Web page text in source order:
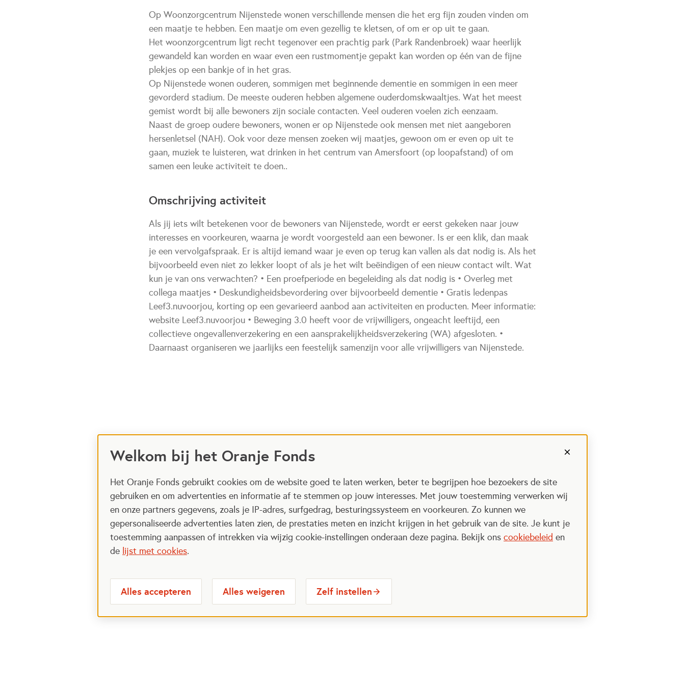
Welkom bij het Oranje Fonds
Het Oranje Fonds gebruikt cookies om de website goed te laten werken, beter te begrijpen hoe bezoekers de site
gebruiken en om advertenties en informatie af te stemmen op jouw interesses. Met jouw toestemming verwerken wij
en onze partners gegevens, zoals je IP-adres, surfgedrag, besturingssysteem en voorkeuren. Zo kunnen we
gepersonaliseerde advertenties laten zien, de prestaties meten en inzicht krijgen in het gebruik van de site. Je kunt je
toestemming aanpassen of intrekken via wijzig cookie-instellingen onderaan deze pagina. Bekijk ons cookiebeleid en
de lijst met cookies.
Alles accepteren Alles weigeren Zelf instellen
Op Woonzorgcentrum Nijenstede wonen verschillende mensen die het erg fijn zouden vinden om
een maatje te hebben. Een maatje om even gezellig te kletsen, of om er op uit te gaan.
Het woonzorgcentrum ligt recht tegenover een prachtig park (Park Randenbroek) waar heerlijk
gewandeld kan worden en waar even een rustmomentje gepakt kan worden op één van de fijne
plekjes op een bankje of in het gras.
Op Nijenstede wonen ouderen, sommigen met beginnende dementie en sommigen in een meer
gevorderd stadium. De meeste ouderen hebben algemene ouderdomskwaaltjes. Wat het meest
gemist wordt bij alle bewoners zijn sociale contacten. Veel ouderen voelen zich eenzaam.
Naast de groep oudere bewoners, wonen er op Nijenstede ook mensen met niet aangeboren
hersenletsel (NAH). Ook voor deze mensen zoeken wij maatjes, gewoon om er even op uit te
gaan, muziek te luisteren, wat drinken in het centrum van Amersfoort (op loopafstand) of om
samen een leuke activiteit te doen..
Omschrijving activiteit
Als jij iets wilt betekenen voor de bewoners van Nijenstede, wordt er eerst gekeken naar jouw
interesses en voorkeuren, waarna je wordt voorgesteld aan een bewoner. Is er een klik, dan maak
je een vervolgafspraak. Er is altijd iemand waar je even op terug kan vallen als dat nodig is. Als het
bijvoorbeeld even niet zo lekker loopt of als je het wilt beëindigen of een nieuw contact wilt. Wat
kun je van ons verwachten? • Een proefperiode en begeleiding als dat nodig is • Overleg met
collega maatjes • Deskundigheidsbevordering over bijvoorbeeld dementie • Gratis ledenpas
Leef3.nuvoorjou, korting op een gevarieerd aanbod aan activiteiten en producten. Meer informatie:
website Leef3.nuvoorjou • Beweging 3.0 heeft voor de vrijwilligers, ongeacht leeftijd, een
collectieve ongevallenverzekering en een aansprakelijkheidsverzekering (WA) afgesloten. •
Daarnaast organiseren we jaarlijks een feestelijk samenzijn voor alle vrijwilligers van Nijenstede.